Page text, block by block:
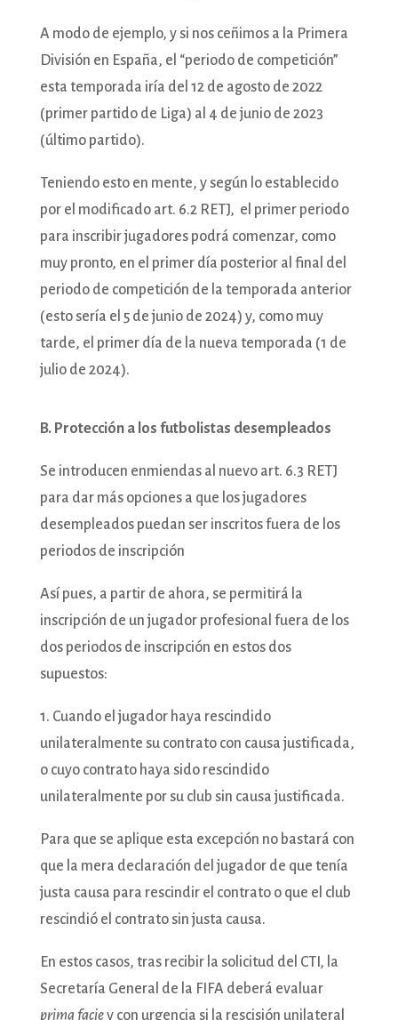
A modo de ejemplo, y si nos ceñimos a la Primera
División en España, el “periodo de competición”
esta temporada iría del 12 de agosto de 2022
(primer partido de Liga) al 4 de junio de 2023
(último partido).
Teniendo esto en mente, y según lo establecido
por el modificado art. 6.2 RETJ, el primer periodo
para inscribir jugadores podrá comenzar, como
muy pronto, en el primer día posterior al final del
periodo de competición de la temporada anterior
(esto sería el 5 de junio de 2024) y, como muy
tarde, el primer día de la nueva temporada (1 de
julio de 2024).
B. Protección a los futbolistas desempleados
Se introducen enmiendas al nuevo art. 6.3 RETJ
para dar más opciones a que los jugadores
desempleados puedan ser inscritos fuera de los
periodos de inscripción
Así pues, a partir de ahora, se permitirá la
inscripción de un jugador profesional fuera de los
dos periodos de inscripción en estos dos
supuestos:
1. Cuando el jugador haya rescindido
unilateralmente su contrato con causa justificada,
o cuyo contrato haya sido rescindido
unilateralmente por su club sin causa justificada.
Para que se aplique esta excepción no bastará con
que la mera declaración del jugador de que tenía
justa causa para rescindir el contrato o que el club
rescindió el contrato sin justa causa.
En estos casos, tras recibir la solicitud del CTI, la
Secretaría General de la FIFA deberá evaluar
prima faciey con urgencia si la rescisión unilateral